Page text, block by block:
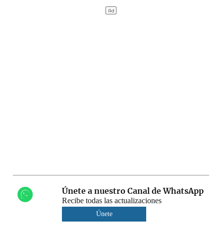
Únete a nuestro Canal de WhatsApp
Recibe todas las actualizaciones
Únete